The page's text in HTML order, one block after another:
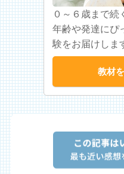
０～６歳まで続
年齢や発達にぴ
験をお届けしま
教材